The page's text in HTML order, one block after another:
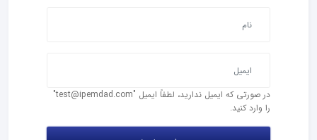
در صورتی که ایمیل ندارید، لطفاً ایمیل "test@ipemdad.com"
را وارد کنید.